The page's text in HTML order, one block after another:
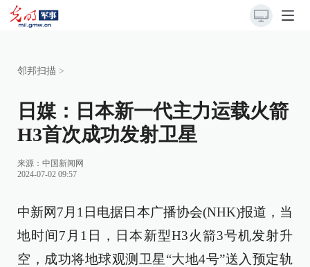
邻邦扫描 >
日媒：日本新一代主力运载火箭
H3首次成功发射卫星
来源： 中国新闻网
2024-07-02 09:57
中新网7月1日电据日本广播协会(NHK)报道，当
地时间7月1日，日本新型H3火箭3号机发射升
空，成功将地球观测卫星“大地4号”送入预定轨